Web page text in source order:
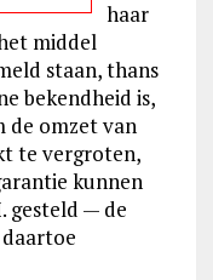
haar
middel
staan, thans
bekendheid is,
de omzet van
te vergroten,
kunnen
gesteld — de